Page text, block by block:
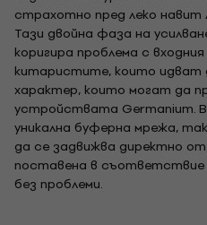
страхотно пред леко навит
Тази двойна фаза на
коригира проблема с
китаристите, които идват
характер, които могат да
устройствата Germanium. В
уникална буферна мрежа,
да се задвижва директно
поставена в съответствие
без проблеми.